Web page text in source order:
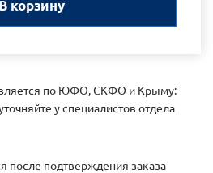
В корзину
по ЮФО, СКФО и Крыму:
у специалистов отдела
после подтверждения заказа